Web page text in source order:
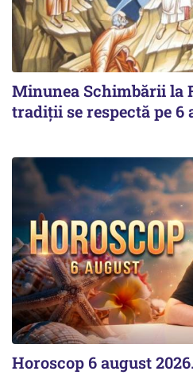
Minunea Schimbării la
tradiții se respectă pe 6
Horoscop 6 august